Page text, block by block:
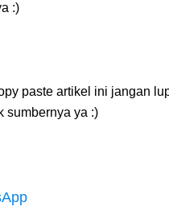
:)
paste artikel ini jangan
sumbernya ya :)